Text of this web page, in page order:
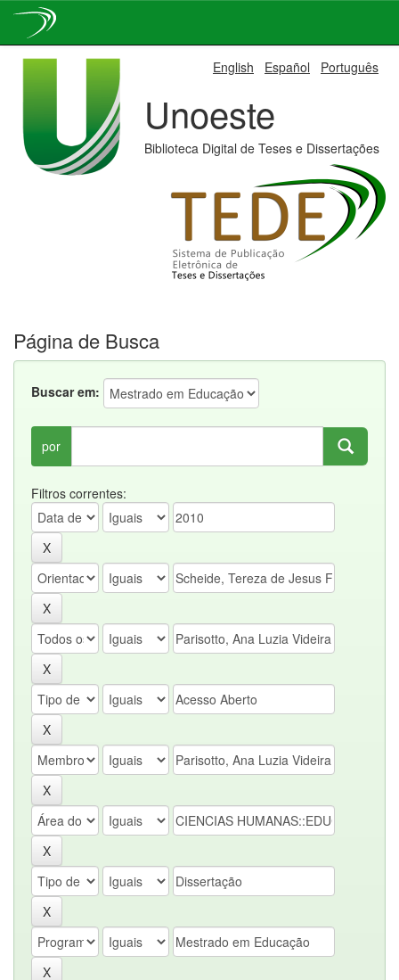
English Español Português
Unoeste
Biblioteca Digital de Teses e Dissertações
Página de Busca
Buscar em:
por
Filtros correntes: